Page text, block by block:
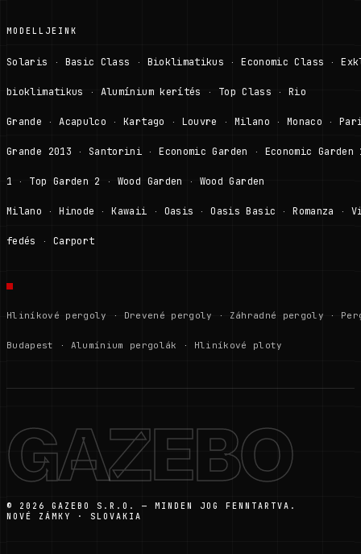
MODELLJEINK
Solaris · Basic Class · Bioklimatikus · Economic Class ·
bioklimatikus · Alumínium kerítés · Top Class · Rio
Grande · Acapulco · Kartago · Louvre · Milano · Monaco ·
Grande 2013 · Santorini · Economic Garden · Economic Garden
1 · Top Garden 2 · Wood Garden · Wood Garden
Milano · Hinode · Kawaii · Oasis · Oasis Basic · Romanza ·
fedés · Carport
Hliníkové pergoly · Drevené pergoly · Záhradné pergoly ·
Budapest · Alumínium pergolák · Hliníkové ploty
GAZEBO
© 2026 GAZEBO S.R.O. — MINDEN JOG FENNTARTVA.
NOVÉ ZÁMKY · SLOVAKIA